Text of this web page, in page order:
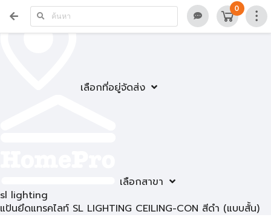
เลือกที่อยู่จัดส่ง
เลือกสาขา
0
sl lighting
แป้นยึดแทรคไลท์ SL LIGHTING CEILING-CON สีดำ (แบบสั้น)